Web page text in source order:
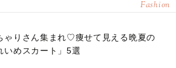
Fashion
ゃりさん集まれ♡痩せて見える晩夏の
いめスカート」5選